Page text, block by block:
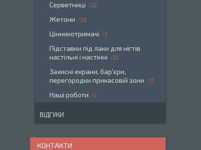
Серветниці 22
Жетони 20
Цінникотримачі 7
Підставки під лаки для нігтів
настільні і настінні
25
Захисні екрани, бар'єри,
перегородки прикасовій зони
11
Наші роботи 2
ВІДГУКИ
КОНТАКТИ